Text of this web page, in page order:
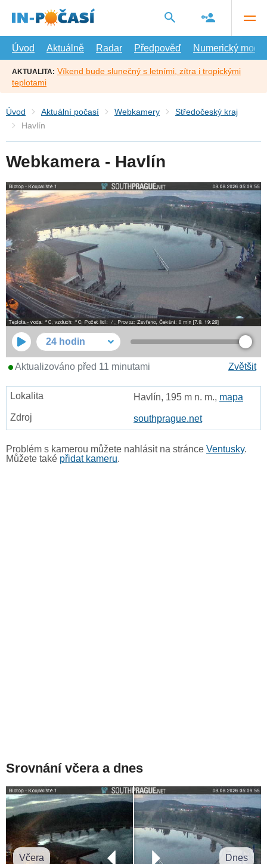
hlavní
Úvod
Aktuálně Radar Předpověď Numerický model
AKTUALITA: Víkend bude slunečný s letními, zítra i tropickými
teplotami
Úvod Aktuální počasí Webkamery
Středočeský kraj
Havlín
Webkamera - Havlín
24 hodin
Zvětšit
Aktualizováno před 11 minutami
Havlín, 195 m n. m., mapa
southprague.net
Problém s kamerou můžete nahlásit na stránce Ventusky.
Můžete také přidat kameru.
Srovnání včera a dnes
Včera Dnes